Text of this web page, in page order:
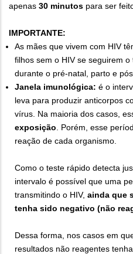
apenas 30 minutos para ser
IMPORTANTE:
As mães que vivem com HIV
filhos sem o HIV se seguirem
durante o pré-natal, parto e
Janela imunológica: é o
leva para produzir anticorpos
vírus. Na maioria dos casos,
exposição . Porém, esse
reação de cada organismo.
Como o teste rápido detecta
intervalo é possível que uma
transmitindo o HIV, ainda que
tenha sido negativo (não
Dessa forma, nos casos em
resultados não reagentes